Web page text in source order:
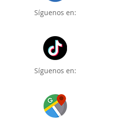
Síguenos en:
Síguenos en: